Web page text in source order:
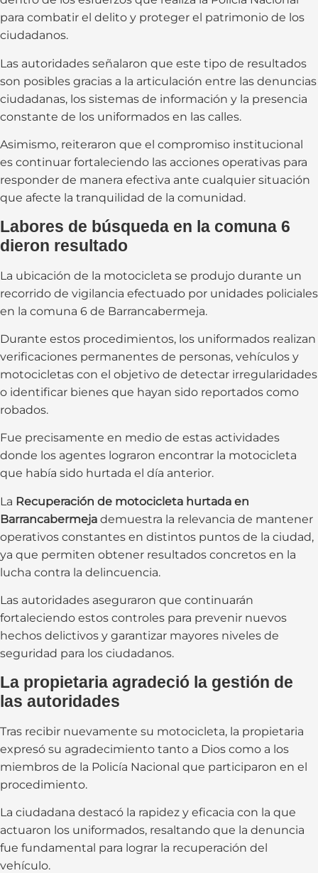
para combatir el delito y proteger el patrimonio de los
ciudadanos.
Las autoridades señalaron que este tipo de resultados
son posibles gracias a la articulación entre las denuncias
ciudadanas, los sistemas de información y la presencia
constante de los uniformados en las calles.
Asimismo, reiteraron que el compromiso institucional
es continuar fortaleciendo las acciones operativas para
responder de manera efectiva ante cualquier situación
que afecte la tranquilidad de la comunidad.
Labores de búsqueda en la comuna 6
dieron resultado
La ubicación de la motocicleta se produjo durante un
recorrido de vigilancia efectuado por unidades policiales
en la comuna 6 de Barrancabermeja.
Durante estos procedimientos, los uniformados realizan
verificaciones permanentes de personas, vehículos y
motocicletas con el objetivo de detectar irregularidades
o identificar bienes que hayan sido reportados como
robados.
Fue precisamente en medio de estas actividades
donde los agentes lograron encontrar la motocicleta
que había sido hurtada el día anterior.
La Recuperación de motocicleta hurtada en
Barrancabermeja demuestra la relevancia de mantener
operativos constantes en distintos puntos de la ciudad,
ya que permiten obtener resultados concretos en la
lucha contra la delincuencia.
Las autoridades aseguraron que continuarán
fortaleciendo estos controles para prevenir nuevos
hechos delictivos y garantizar mayores niveles de
seguridad para los ciudadanos.
La propietaria agradeció la gestión de
las autoridades
Tras recibir nuevamente su motocicleta, la propietaria
expresó su agradecimiento tanto a Dios como a los
miembros de la Policía Nacional que participaron en el
procedimiento.
La ciudadana destacó la rapidez y eficacia con la que
actuaron los uniformados, resaltando que la denuncia
fue fundamental para lograr la recuperación del
vehículo.